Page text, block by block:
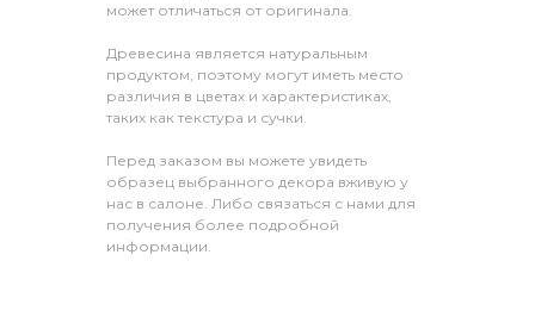
может отличаться от оригинала.
Древесина является натуральным
продуктом, поэтому могут иметь место
различия в цветах и характеристиках,
таких как текстура и сучки.
Перед заказом вы можете увидеть
образец выбранного декора вживую у
нас в салоне. Либо связаться с нами для
получения более подробной
информации.